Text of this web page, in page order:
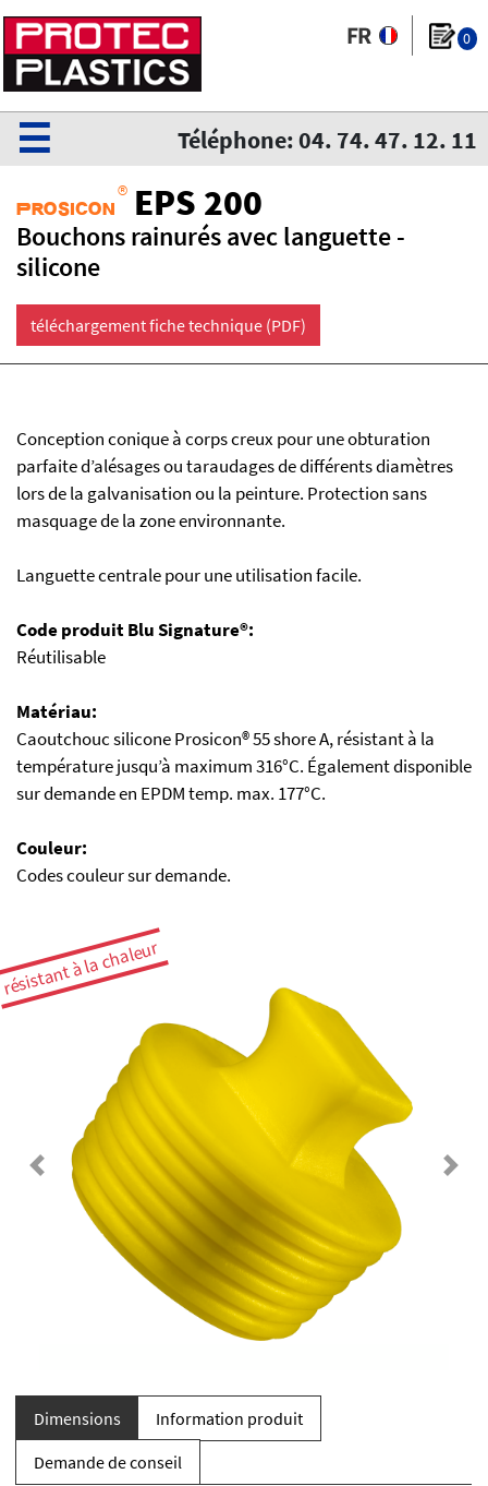
0
Téléphone: 04. 74. 47. 12. 11
☰
Prosicon ® EPS 200
Bouchons rainurés avec languette -
silicone
téléchargement fiche technique (PDF)
Conception conique à corps creux pour une obturation
parfaite d’alésages ou taraudages de différents diamètres
lors de la galvanisation ou la peinture. Protection sans
masquage de la zone environnante.
Languette centrale pour une utilisation facile.
Code produit Blu Signature®:
Réutilisable
Matériau:
Caoutchouc silicone Prosicon® 55 shore A, résistant à la
température jusqu’à maximum 316°C. Également disponible
sur demande en EPDM temp. max. 177°C.
Couleur:
Codes couleur sur demande.
résistant à la chaleur
Previous Next
Dimensions
Information produit
Demande de conseil